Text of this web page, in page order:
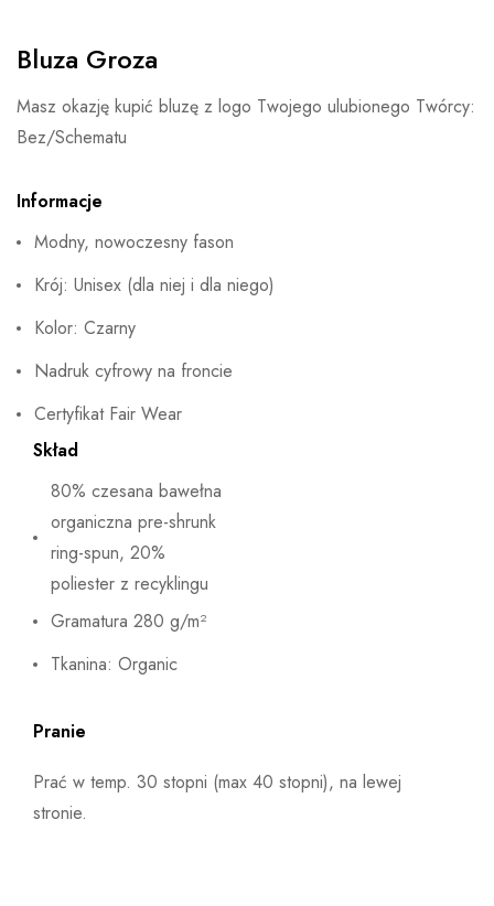
Bluza Groza
Masz okazję kupić bluzę z logo Twojego ulubionego Twórcy:
Bez/Schematu
Informacje
Modny, nowoczesny fason
Krój: Unisex (dla niej i dla niego)
Kolor: Czarny
Nadruk cyfrowy na froncie
Certyfikat Fair Wear
Skład
80% czesana bawełna
organiczna pre-shrunk
ring-spun, 20%
poliester z recyklingu
Gramatura 280 g/m²
Tkanina: Organic
Pranie
Prać w temp. 30 stopni (max 40 stopni), na lewej
stronie.